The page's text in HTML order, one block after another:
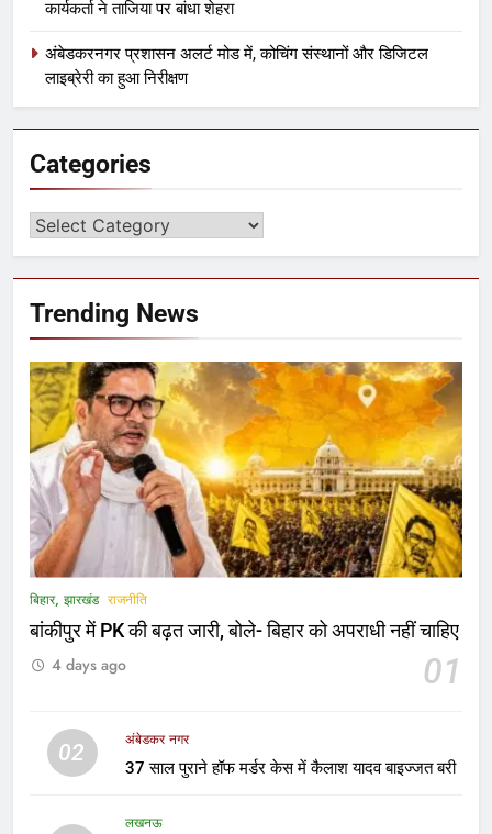
कार्यकर्ता ने ताजिया पर बांधा शेहरा
अंबेडकरनगर प्रशासन अलर्ट मोड में, कोचिंग संस्थानों और डिजिटल
लाइब्रेरी का हुआ निरीक्षण
Categories
Trending News
बिहार, झारखंड राजनीति
बांकीपुर में PK की बढ़त जारी, बोले- बिहार को अपराधी नहीं चाहिए
01
4 days ago
02
अंबेडकर नगर
37 साल पुराने हॉफ मर्डर केस में कैलाश यादव बाइज्जत बरी
लखनऊ
5
अंबेडकरनगर प्रशासन अलर्ट मोड में, कोचिंग
संस्थानों और डिजिटल लाइब्रेरी का हुआ
निरीक्षण
बेंगलुरु: विधान सौधा में हुई अहम बैठक,
LATEST NEWS